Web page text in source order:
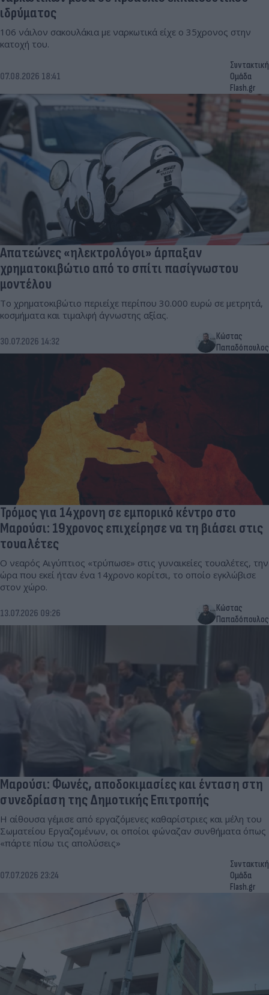
ιδρύματος
106 νάιλον σακουλάκια με ναρκωτικά είχε ο 35χρονος στην
κατοχή του.
07.08.2026 18:41
Συντακτική
Ομάδα
Flash.gr
Απατεώνες «ηλεκτρολόγοι» άρπαξαν
χρηματοκιβώτιο από το σπίτι πασίγνωστου
μοντέλου
Το χρηματοκιβώτιο περιείχε περίπου 30.000 ευρώ σε μετρητά,
κοσμήματα και τιμαλφή άγνωστης αξίας.
30.07.2026 14:32
Κώστας
Παπαδόπουλος
Τρόμος για 14χρονη σε εμπορικό κέντρο στο
Μαρούσι: 19χρονος επιχείρησε να τη βιάσει στις
τουαλέτες
Ο νεαρός Αιγύπτιος «τρύπωσε» στις γυναικείες τουαλέτες, την
ώρα που εκεί ήταν ένα 14χρονο κορίτσι, το οποίο εγκλώβισε
στον χώρο.
13.07.2026 09:26
Κώστας
Παπαδόπουλος
Μαρούσι: Φωνές, αποδοκιμασίες και ένταση στη
συνεδρίαση της Δημοτικής Επιτροπής
Η αίθουσα γέμισε από εργαζόμενες καθαρίστριες και μέλη του
Σωματείου Εργαζομένων, οι οποίοι φώναζαν συνθήματα όπως
«πάρτε πίσω τις απολύσεις»
07.07.2026 23:24
Συντακτική
Ομάδα
Flash.gr